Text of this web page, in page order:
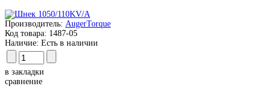
Производитель: AugerTorque
Код товара: 1487-05
Наличие: Есть в наличии
в закладки
сравнение